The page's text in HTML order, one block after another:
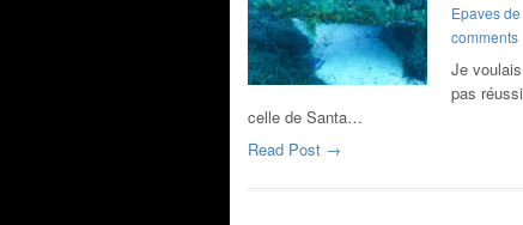
Epaves
comments
Je
pas
celle de Santa…
Read Post →